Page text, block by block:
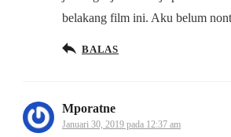
belakang film ini. Aku belum
BALAS
Mporatne
Januari 30, 2019 pada 12:37 am